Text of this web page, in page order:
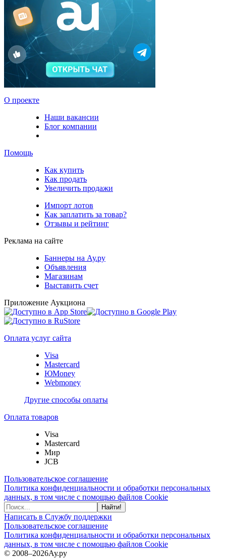
О проекте
Наши вакансии
Блог компании
Помощь
Как купить
Как продать
Увеличить продажи
Импорт лотов
Как заплатить за товар?
Отзывы и рейтинг
Реклама на сайте
Баннеры на Ау.ру
Объявления
Магазинам
Выставить счет
Приложение Аукциона
Оплата услуг сайта
Visa
Mastercard
ЮMoney
Webmoney
Другие способы оплаты
Оплата товаров
Visa
Mastercard
Мир
JCB
Пользовательское соглашение
Политика конфиденциальности и обработки персональных
данных, в том числе с помощью файлов Cookie
Найти!
Написать в Службу поддержки
Пользовательское соглашение
Политика конфиденциальности и обработки персональных
данных, в том числе с помощью файлов Cookie
© 2008–2026Ау.ру